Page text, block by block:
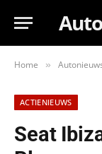
Home »
ACTIENIEUWS
Seat